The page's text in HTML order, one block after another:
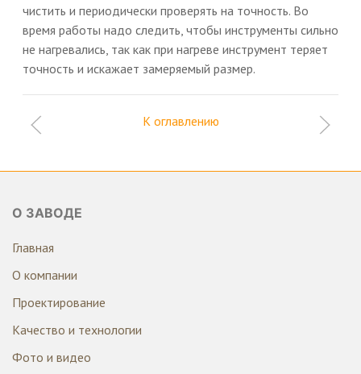
чистить и периодически проверять на точность. Во
время работы надо следить, чтобы инструменты сильно
не нагревались, так как при нагреве инструмент теряет
точность и искажает замеряемый размер.
К оглавлению
О ЗАВОДЕ
Главная
О компании
Проектирование
Качество и технологии
Фото и видео